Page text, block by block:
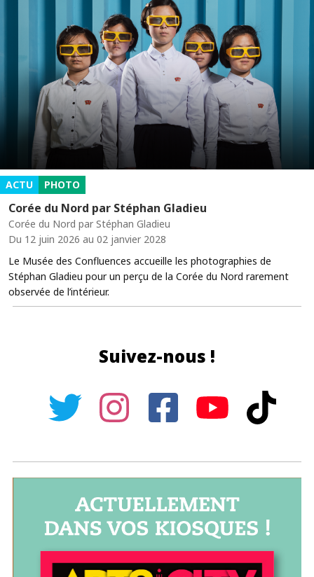
ACTU PHOTO
Corée du Nord par Stéphan Gladieu
Corée du Nord par Stéphan Gladieu
Du 12 juin 2026 au 02 janvier 2028
Le Musée des Confluences accueille les photographies de
Stéphan Gladieu pour un perçu de la Corée du Nord rarement
observée de l’intérieur.
Suivez-nous !